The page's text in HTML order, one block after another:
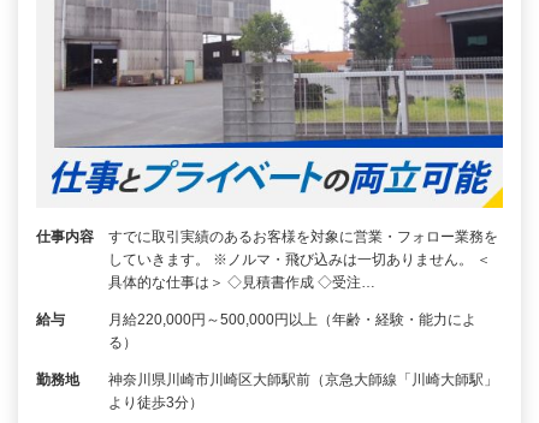
仕事内容
すでに取引実績のあるお客様を対象に営業・フォロー業務を
していきます。 ※ノルマ・飛び込みは一切ありません。 ＜
具体的な仕事は＞ ◇見積書作成 ◇受注…
給与
月給220,000円～500,000円以上（年齢・経験・能力によ
る）
勤務地
神奈川県川崎市川崎区大師駅前（京急大師線「川崎大師駅」
より徒歩3分）